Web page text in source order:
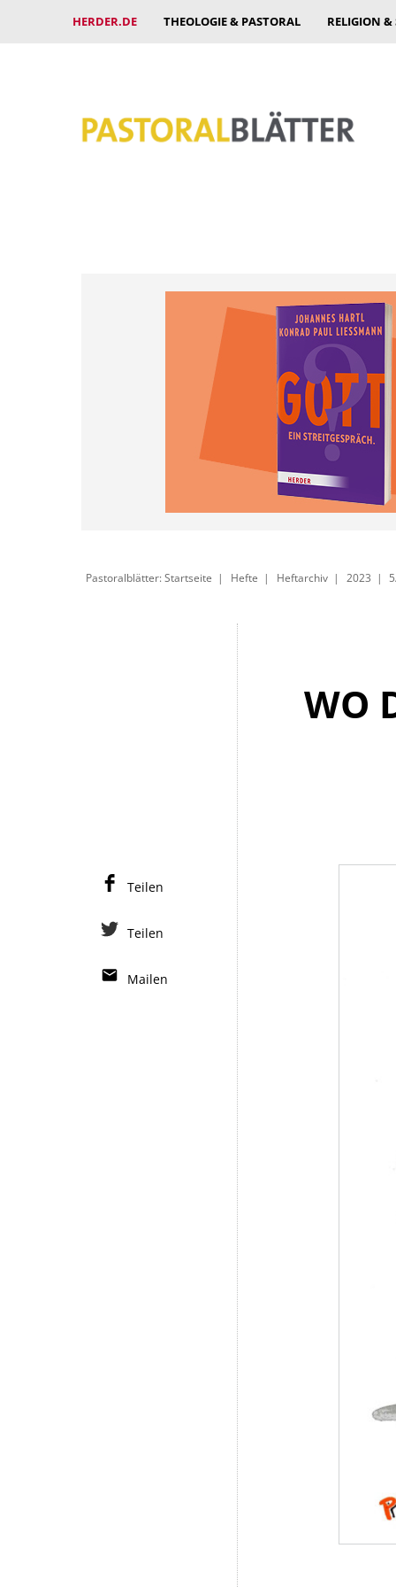
HERDER.DE THEOLOGIE & PASTORAL RELIGION
Pastoralblätter: Startseite Hefte Heftarchiv 2023
WO
Teilen
Teilen
Mailen